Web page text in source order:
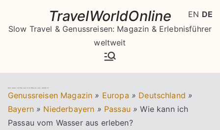
springen
TravelWorldOnline
Slow Travel & Genussreisen: Magazin & Erlebnisführer
weltweit
Wie kann ich Passau vom Wasser aus erleben?
Genussreisen Magazin » Europa » Deutschland »
Bayern » Niederbayern » Passau » Wie kann ich
Passau vom Wasser aus erleben?
EN DE